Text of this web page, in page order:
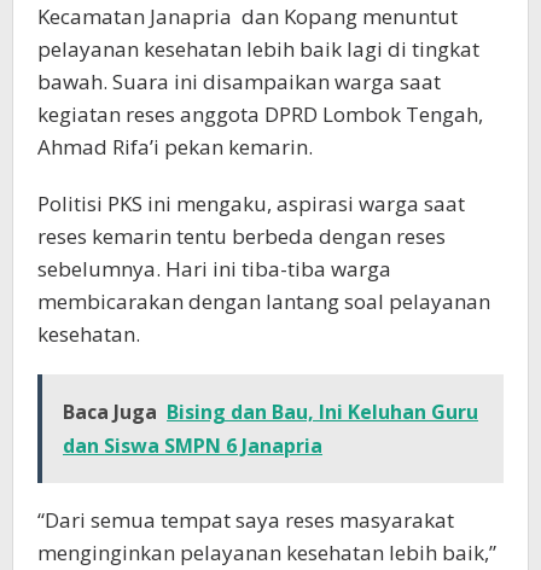
Kecamatan Janapria dan Kopang menuntut
pelayanan kesehatan lebih baik lagi di tingkat
bawah. Suara ini disampaikan warga saat
kegiatan reses anggota DPRD Lombok Tengah,
Ahmad Rifa’i pekan kemarin.
Politisi PKS ini mengaku, aspirasi warga saat
reses kemarin tentu berbeda dengan reses
sebelumnya. Hari ini tiba-tiba warga
membicarakan dengan lantang soal pelayanan
kesehatan.
Baca Juga Bising dan Bau, Ini Keluhan Guru
dan Siswa SMPN 6 Janapria
“Dari semua tempat saya reses masyarakat
menginginkan pelayanan kesehatan lebih baik,”